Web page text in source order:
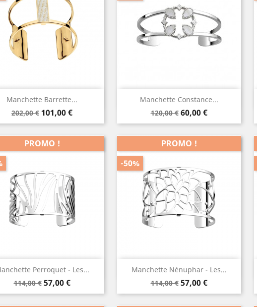
Manchette Barrette...
Prix
de
202,00 € Prix
101,00 €
Aperçu rapide Manchette Constance...
Prix
de
120,00 € Prix
60,00 €
Aperçu rapide
Perroquet - Les...
Prix
de
114,00 € Prix
57,00 €
PROMO !
Aperçu rapide
Argenté
Manchette Nénuphar - Les...
Prix
de
114,00 € Prix
57,00 €
PROMO !
-50%
Aperçu rapide
Argenté